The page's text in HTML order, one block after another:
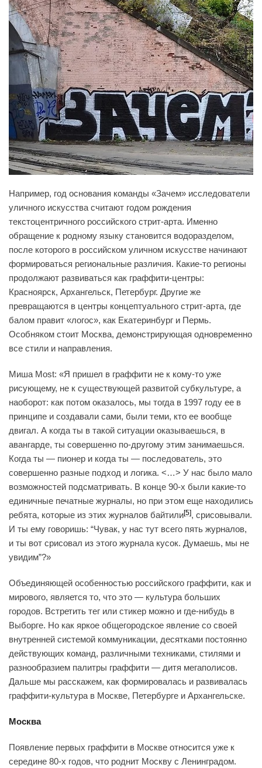
Например, год основания команды «Зачем» исследователи
уличного искусства считают годом рождения
текстоцентричного российского стрит-арта. Именно
обращение к родному языку становится водоразделом,
после которого в российском уличном искусстве начинают
формироваться региональные различия. Какие-то регионы
продолжают развиваться как граффити-центры:
Красноярск, Архангельск, Петербург. Другие же
превращаются в центры концептуального стрит-арта, где
балом правит «логос», как Екатеринбург и Пермь.
Особняком стоит Москва, демонстрирующая одновременно
все стили и направления.
Миша Most: «Я пришел в граффити не к кому-то уже
рисующему, не к существующей развитой субкультуре, а
наоборот: как потом оказалось, мы тогда в 1997 году ее в
принципе и создавали сами, были теми, кто ее вообще
двигал. А когда ты в такой ситуации оказываешься, в
авангарде, ты совершенно по-другому этим занимаешься.
Когда ты — пионер и когда ты — последователь, это
совершенно разные подход и логика. <…> У нас было мало
возможностей подсматривать. В конце 90-х были какие-то
единичные печатные журналы, но при этом еще находились
ребята, которые из этих журналов байтили[5], срисовывали.
И ты ему говоришь: “Чувак, у нас тут всего пять журналов,
и ты вот срисовал из этого журнала кусок. Думаешь, мы не
увидим”?»
Объединяющей особенностью российского граффити, как и
мирового, является то, что это — культура больших
городов. Встретить тег или стикер можно и где-нибудь в
Выборге. Но как яркое общегородское явление со своей
внутренней системой коммуникации, десятками постоянно
действующих команд, различными техниками, стилями и
разнообразием палитры граффити — дитя мегаполисов.
Дальше мы расскажем, как формировалась и развивалась
граффити-культура в Москве, Петербурге и Архангельске.
Москва
Появление первых граффити в Москве относится уже к
середине 80-х годов, что роднит Москву с Ленинградом.